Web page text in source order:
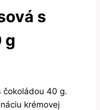
s
g
čokoládou 40 g.
krémovej